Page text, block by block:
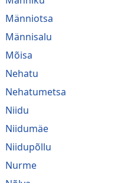
Männiotsa
Männisalu
Mõisa
Nehatu
Nehatumetsa
Niidu
Niidumäe
Niidupõllu
Nurme